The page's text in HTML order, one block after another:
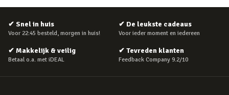
✔ Snel in huis
Voor 22:45 besteld, morgen in huis!
✔ De leukste cadeaus
Voor ieder moment en iedereen
✔ Makkelijk & veilig
Betaal o.a. met iDEAL
✔ Tevreden klanten
Feedback Company 9.2/10